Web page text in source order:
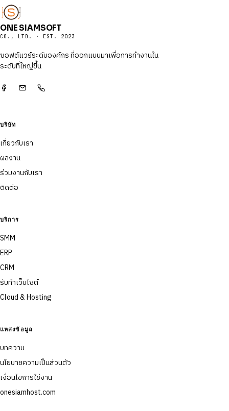
ONE SIAMSOFT
CO., LTD. · EST. 2023
ซอฟต์แวร์ระดับองค์กร ที่ออกแบบมาเพื่อการทำงานใน
ระดับที่ใหญ่ขึ้น
บริษัท
เกี่ยวกับเรา
ผลงาน
ร่วมงานกับเรา
ติดต่อ
บริการ
SMM
ERP
CRM
รับทำเว็บไซต์
Cloud & Hosting
แหล่งข้อมูล
บทความ
นโยบายความเป็นส่วนตัว
เงื่อนไขการใช้งาน
onesiamhost.com